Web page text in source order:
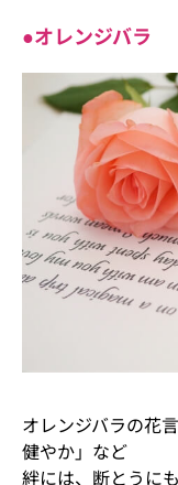
●オレンジバラ
オレンジバラの花
健やか」など
絆には、断とうに